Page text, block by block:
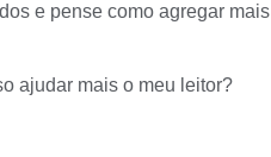
e pense como agregar mais
ajudar mais o meu leitor?